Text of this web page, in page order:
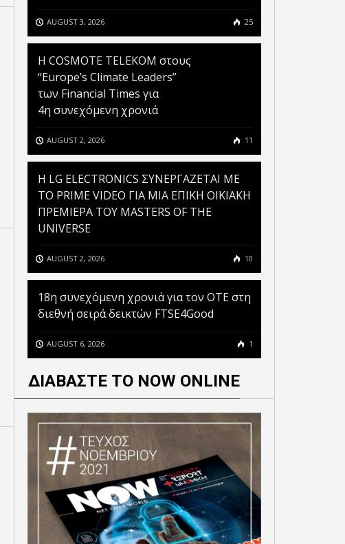
AUGUST 3, 2026 25
Η COSMOTE TELEKOM στους
“Europe’s Climate Leaders”
των Financial Times για
4η συνεχόμενη χρονιά
AUGUST 2, 2026 11
H LG ELECTRONICS ΣΥΝΕΡΓΑΖΕΤΑΙ ΜΕ
ΤΟ PRIME VIDEO ΓΙΑ ΜΙΑ ΕΠΙΚΗ ΟΙΚΙΑΚΗ
ΠΡΕΜΙΕΡΑ ΤΟΥ MASTERS OF THE
UNIVERSE
AUGUST 2, 2026 10
18η συνεχόμενη χρονιά για τον ΟΤΕ στη
διεθνή σειρά δεικτών FTSE4Good
AUGUST 6, 2026 1
ΔΙΑΒΑΣΤΕ ΤΟ NOW ONLINE